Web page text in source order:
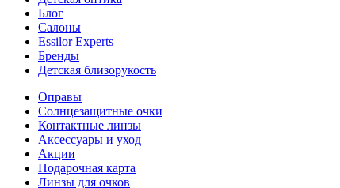
Блог
Салоны
Essilor Experts
Бренды
Детская близорукость
Оправы
Солнцезащитные очки
Контактные линзы
Аксессуары и уход
Акции
Подарочная карта
Линзы для очков